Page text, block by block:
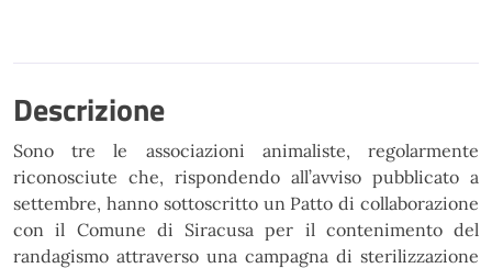
Descrizione
Sono tre le associazioni animaliste,
regolarmente
riconosciute che, rispondendo all’avviso pubblicato a
settembre, hanno sottoscritto un Patto di collaborazione
con il Comune di Siracusa per il contenimento del
randagismo attraverso una campagna di sterilizzazione